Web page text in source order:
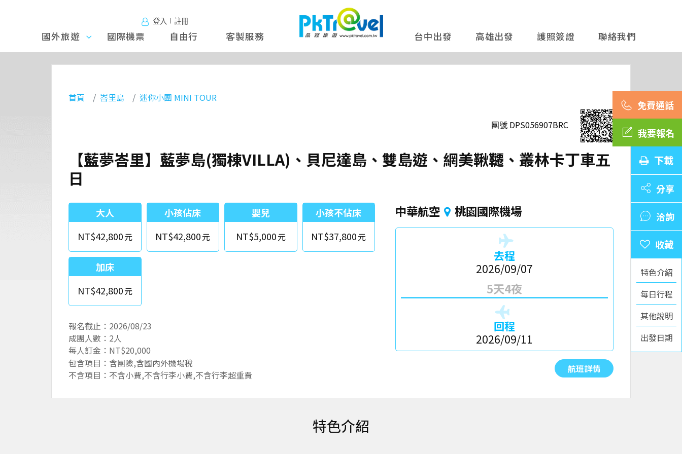
登入∣註冊
國外旅
遊
國外旅遊 國際機票 自由行 客製服務 台中出發 高雄出發 護照簽證 聯絡我們
我要報名
下載
分享
洽詢
特色介紹
每日行程
其他說明
出發日期
首頁 峇里島 迷你小團 MINI TOUR
團號 DPS056907BRC
【藍夢峇里】藍夢島(獨棟VILLA)、貝尼達島、雙島遊、網美鞦韆、叢林卡丁車五
日
大人
NT$42,800
小孩佔床
NT$42,800
嬰兒
NT$5,000
小孩不佔床
NT$37,800
加床
NT$42,800
報名截止：2026/08/23
成團人數：2人
每人訂金：NT$20,000
包含項目：含團險,含國內外機場稅
不含項目：不含小費,不含行李小費,不含行李超重費
中華航空 桃園國際機場
去程
2026/09/07
5天4夜
回程
2026/09/11
航班詳情
特色介紹